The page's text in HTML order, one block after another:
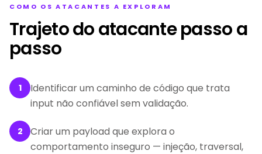
COMO OS ATACANTES A EXPLORAM
Trajeto do atacante passo a
passo
1
Identificar um caminho de código que trata
input não confiável sem validação.
2
Criar um payload que explora o
comportamento inseguro — injeção, traversal,